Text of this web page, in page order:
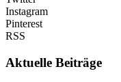
Instagram
Pinterest
RSS
Aktuelle Beiträge